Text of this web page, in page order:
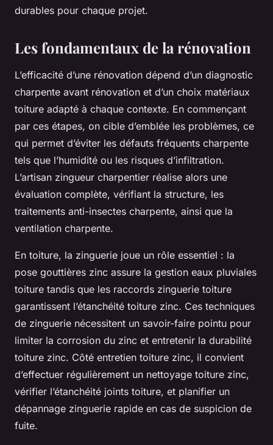
durables pour chaque projet.
Les fondamentaux de la rénovation
L’efficacité d’une rénovation dépend d’un diagnostic
charpente avant rénovation et d’un choix matériaux
toiture adapté à chaque contexte. En commençant
par ces étapes, on cible d’emblée les problèmes, ce
qui permet d’éviter les défauts fréquents charpente
tels que l’humidité ou les risques d’infiltration.
L’artisan zingueur charpentier réalise alors une
évaluation complète, vérifiant la structure, les
traitements anti-insectes charpente, ainsi que la
ventilation charpente.
En toiture, la zinguerie joue un rôle essentiel : la
pose gouttières zinc assure la gestion eaux pluviales
toiture tandis que les raccords zinguerie toiture
garantissent l’étanchéité toiture zinc. Ces techniques
de zinguerie nécessitent un savoir-faire pointu pour
limiter la corrosion du zinc et entretenir la durabilité
toiture zinc. Côté entretien toiture zinc, il convient
d’effectuer régulièrement un nettoyage toiture zinc,
vérifier l’étanchéité joints toiture, et planifier un
dépannage zinguerie rapide en cas de suspicion de
fuite.